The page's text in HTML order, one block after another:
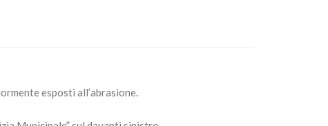
esposti all’abrasione.